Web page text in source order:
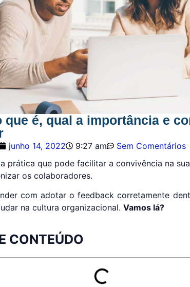
que é, qual a importância e
junho 14, 2022 9:27 am
Sem Comentários
prática que pode facilitar a convivência na
os colaboradores.
com adotar o feedback corretamente
na cultura organizacional.Vamos lá?
CONTEÚDO